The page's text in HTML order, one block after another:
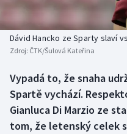
Basketbal
Biatlon
Box
Curling
Historické návraty
Aplikace ČT sport
Dávid Hancko ze Sparty slaví
Zdroj: ČTK/Šulová Kateřina
Vypadá to, že snaha
Spartě vychází.
Gianluca Di Marzio ze
tom, že letenský celek